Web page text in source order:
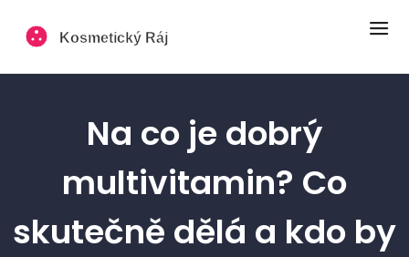
Na co je dobrý
multivitamin? Co
skutečně dělá a kdo by